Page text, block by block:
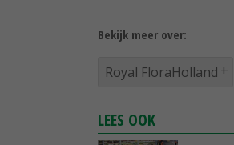
Bekijk meer over:
Royal FloraHolland
LEES OOK